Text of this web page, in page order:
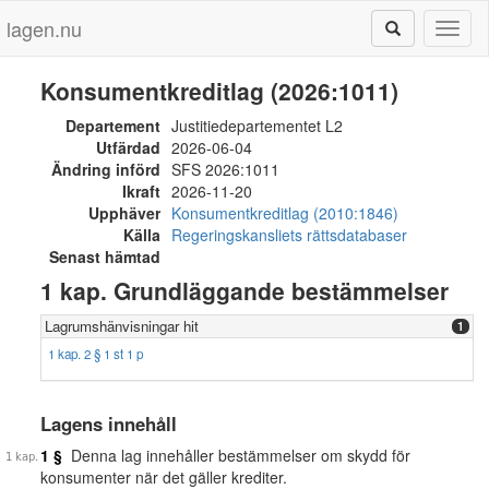
lagen.nu
Konsumentkreditlag (2026:1011)
Departement Justitiedepartementet L2
Utfärdad 2026-06-04
Ändring införd SFS 2026:1011
Ikraft 2026-11-20
Upphäver Konsumentkreditlag (2010:1846)
Källa Regeringskansliets rättsdatabaser
Senast hämtad
1 kap. Grundläggande bestämmelser
Lagrumshänvisningar hit 1
1 kap. 2 § 1 st 1 p
Lagens innehåll
1 § Denna lag innehåller bestämmelser om skydd för
konsumenter när det gäller krediter.